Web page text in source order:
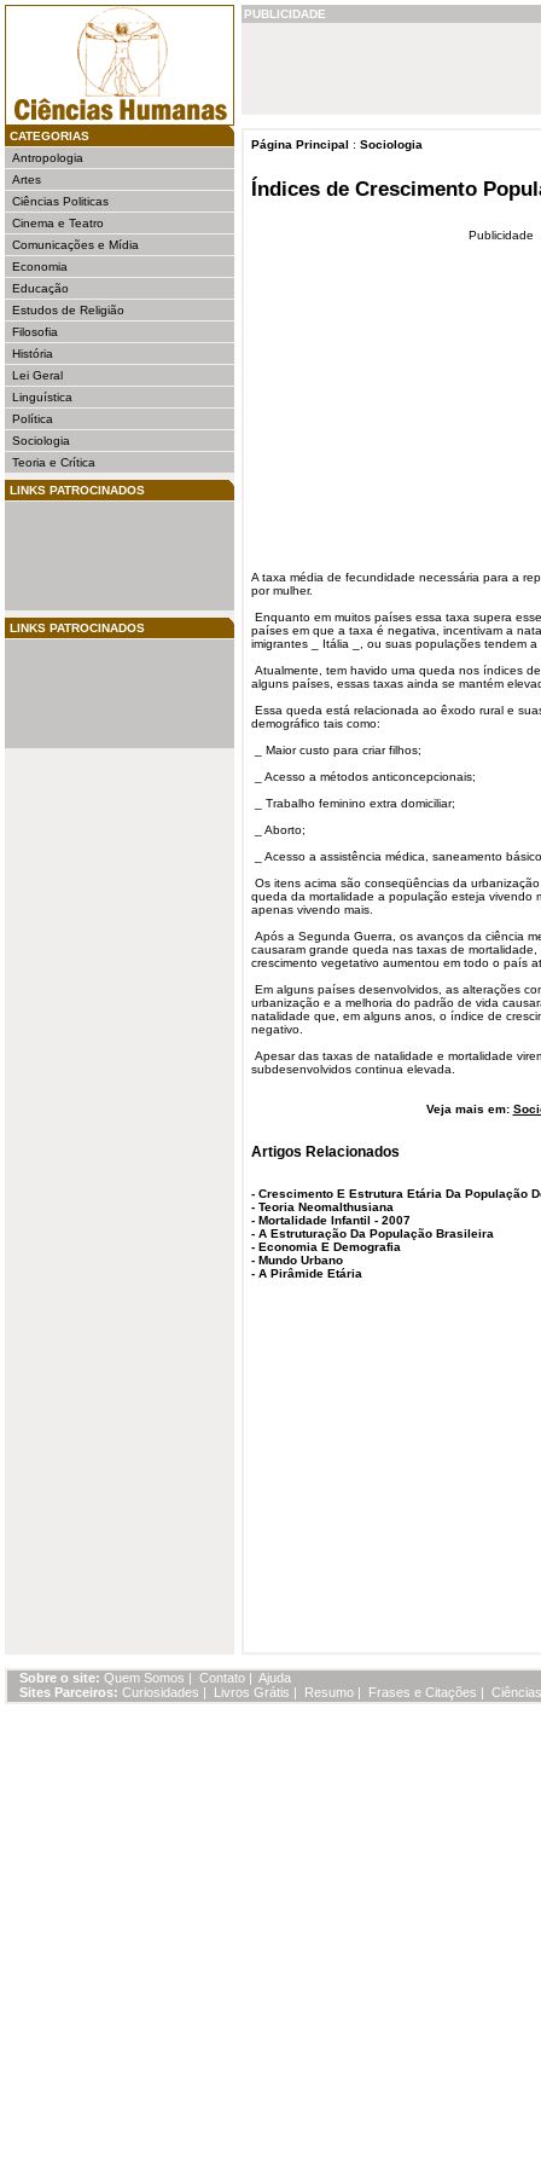
CATEGORIAS
Antropologia
Artes
Ciências Politicas
Cinema e Teatro
Comunicações e Mídia
Economia
Educação
Estudos de Religião
Filosofia
História
Lei Geral
Linguística
Política
Sociologia
Teoria e Crítica
LINKS PATROCINADOS
LINKS PATROCINADOS
PUBLICIDADE
Página Principal : Sociologia
Índices de Crescimento
Publicidade
A taxa média de fecundidade necessária para a
por mulher.
Enquanto em muitos países essa taxa supera
países em que a taxa é negativa, incentivam a
imigrantes _ Itália _, ou suas populações tendem a
Atualmente, tem havido uma queda nos índices
alguns países, essas taxas ainda se mantém
Essa queda está relacionada ao êxodo rural e
demográfico tais como:
_ Maior custo para criar filhos;
_ Acesso a métodos anticoncepcionais;
_ Trabalho feminino extra domiciliar;
_ Aborto;
_ Acesso a assistência médica, saneamento
Os itens acima são conseqüências da
queda da mortalidade a população esteja vivendo
apenas vivendo mais.
Após a Segunda Guerra, os avanços da ciência
causaram grande queda nas taxas de
crescimento vegetativo aumentou em todo o país
Em alguns países desenvolvidos, as alterações
urbanização e a melhoria do padrão de vida
natalidade que, em alguns anos, o índice de
negativo.
Apesar das taxas de natalidade e mortalidade
subdesenvolvidos continua elevada.
Veja mais em:
Artigos Relacionados
- Crescimento E Estrutura Etária Da População
- Teoria Neomalthusiana
- Mortalidade Infantil - 2007
- A Estruturação Da População Brasileira
- Economia E Demografia
- Mundo Urbano
- A Pirâmide Etária
Sobre o site: Quem Somos | Contato | Ajuda
Sites Parceiros: Curiosidades | Livros Grátis | Resumo | Frases e Citações |